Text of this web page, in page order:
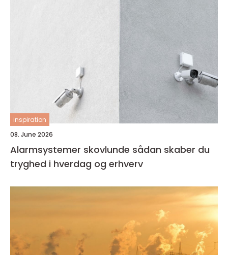
inspiration
08. June 2026
Alarmsystemer skovlunde sådan skaber du
tryghed i hverdag og erhverv